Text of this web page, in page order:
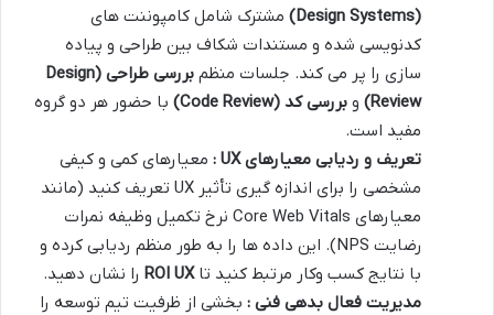
(Design Systems)
مشترک شامل کامپوننت های
کدنویسی شده و مستندات شکاف بین طراحی و پیاده
سازی را پر می کند. جلسات منظم بررسی طراحی (Design
Review) و بررسی کد (Code Review)
با حضور هر دو گروه
مفید است.
تعریف و ردیابی معیارهایUX
: معیارهای کمی و کیفی
مشخصی را برای اندازه گیری تأثیر UX تعریف کنید (مانند
معیارهای Core Web Vitals نرخ تکمیل وظیفه نمرات
رضایت NPS). این داده ها را به طور منظم ردیابی کرده و
با نتایج کسب وکار مرتبط کنید تاROI UX را نشان دهید.
مدیریت فعال بدهی فنی : بخشی از ظرفیت تیم توسعه را